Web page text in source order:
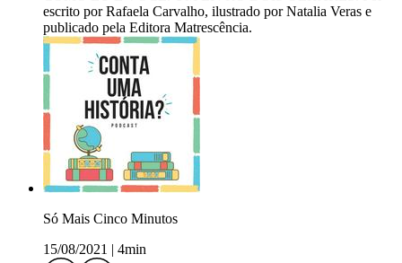
escrito por Rafaela Carvalho, ilustrado por Natalia Veras e
publicado pela Editora Matrescência.
Só Mais Cinco Minutos
15/08/2021
4min